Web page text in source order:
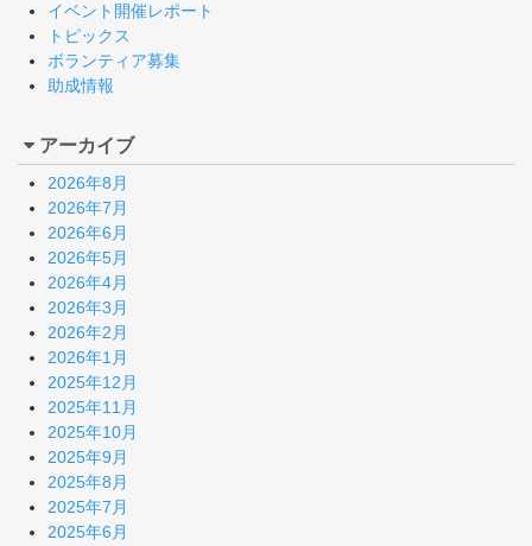
イベント開催レポート
トピックス
ボランティア募集
助成情報
アーカイブ
2026年8月
2026年7月
2026年6月
2026年5月
2026年4月
2026年3月
2026年2月
2026年1月
2025年12月
2025年11月
2025年10月
2025年9月
2025年8月
2025年7月
2025年6月